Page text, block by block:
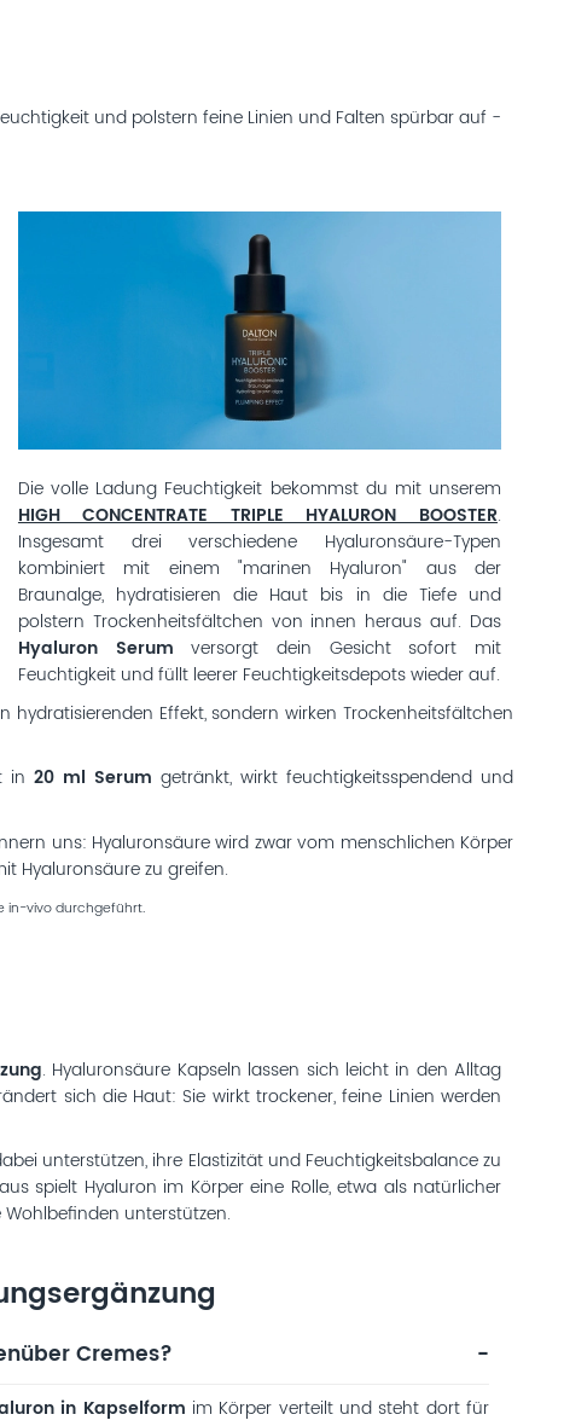
und polstern feine Linien und Falten spürbar auf -
Die volle Ladung Feuchtigkeit bekommst du mit unserem
HIGH CONCENTRATE TRIPLE HYALURON BOOSTER.
Insgesamt drei verschiedene Hyaluronsäure-Typen
kombiniert mit einem "marinen Hyaluron" aus der
Braunalge, hydratisieren die Haut bis in die Tiefe und
polstern Trockenheitsfältchen von innen heraus auf. Das
Hyaluron Serum versorgt dein Gesicht sofort mit
Feuchtigkeit und füllt leerer Feuchtigkeitsdepots wieder auf.
Effekt, sondern wirken Trockenheitsfältchen
in 20 ml Serum getränkt, wirkt feuchtigkeitsspendend und
uns: Hyaluronsäure wird zwar vom menschlichen Körper
Hyaluronsäure zu greifen.
in-vivo durchgeführt.
. Hyaluronsäure Kapseln lassen sich leicht in den Alltag
sich die Haut: Sie wirkt trockener, feine Linien werden
unterstützen, ihre Elastizität und Feuchtigkeitsbalance zu
spielt Hyaluron im Körper eine Rolle, etwa als natürlicher
unterstützen.
Cremes?
in Kapselform im Körper verteilt und steht dort für